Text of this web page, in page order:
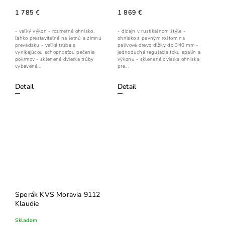
1 785 €
Detail
- veľký výkon - rozmerné ohnisko,
ľahko prestaviteľné na letnú a zimnú
prevádzku - veľká trúba s
vynikajúcou schopnosťou pečenia
pokrmov - sklenené dvierka trúby
vybavené...
1 869 €
Detail
- dizajn v rustikálnom štýle -
ohnisko s pevným roštom na
palivové drevo dĺžky do 340 mm -
jednoduchá regulácia toku spalín a
výkonu - sklenené dvierka ohniska
pre...
Sporák KVS Moravia 9112
Klaudie
Skladom